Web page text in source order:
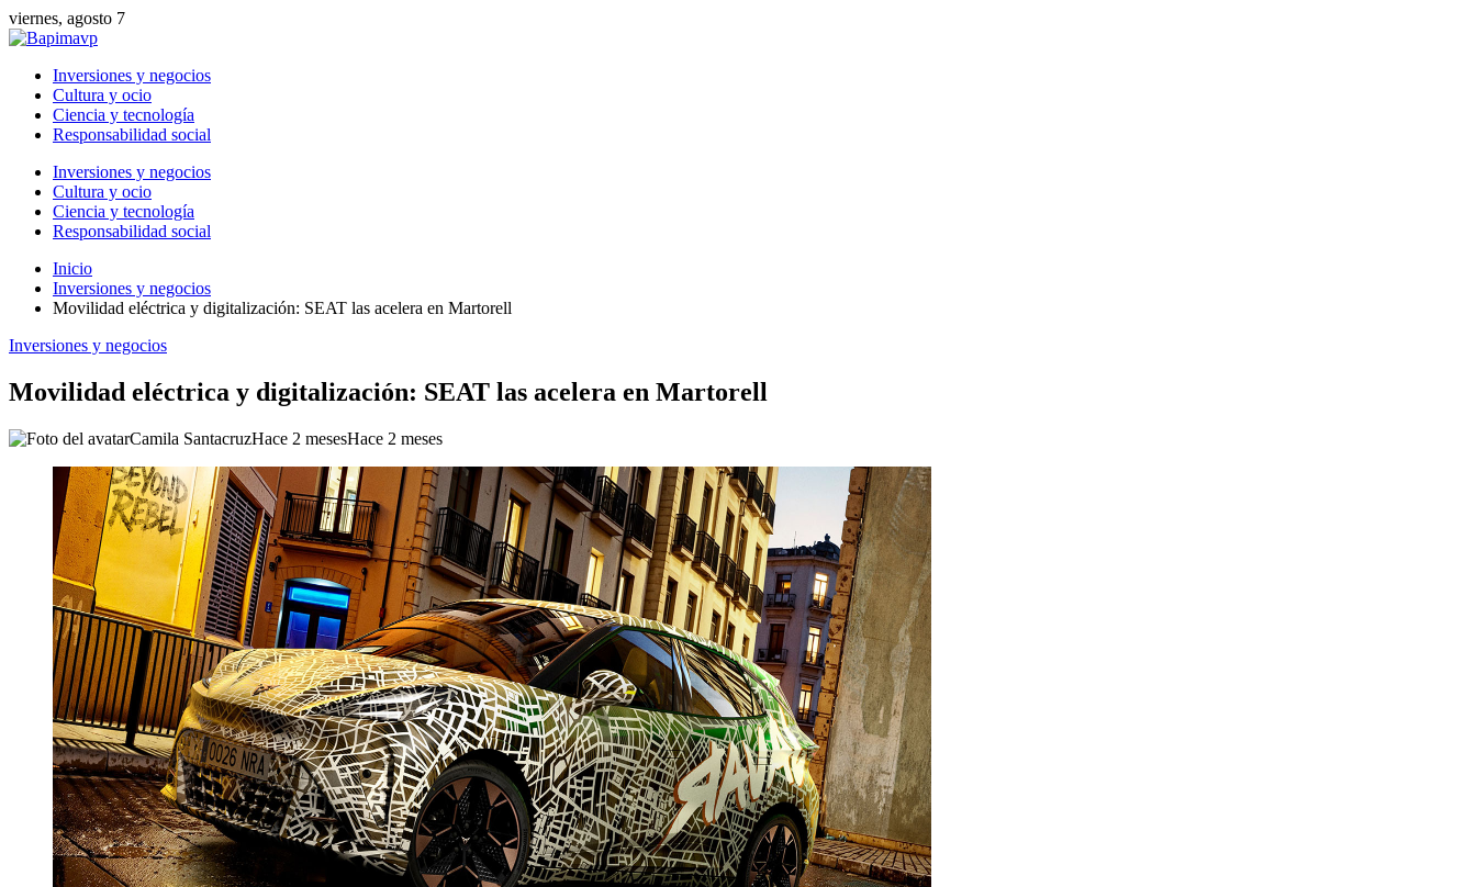
viernes, agosto 7
Inversiones y negocios
Cultura y ocio
Ciencia y tecnología
Responsabilidad social
Inversiones y negocios
Cultura y ocio
Ciencia y tecnología
Responsabilidad social
Inicio
Inversiones y negocios
Movilidad eléctrica y digitalización: SEAT las acelera en Martorell
Inversiones y negocios
Movilidad eléctrica y digitalización: SEAT las acelera en Martorell
Camila SantacruzHace 2 mesesHace 2 meses